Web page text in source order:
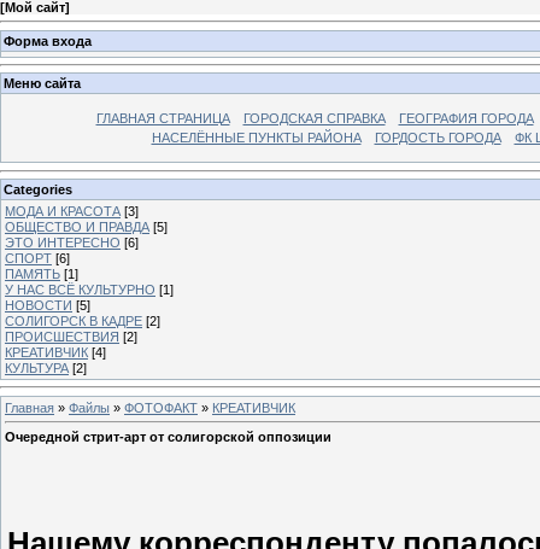
[Мой сайт]
Форма входа
Меню сайта
ГЛАВНАЯ СТРАНИЦА ГОРОДСКАЯ СПРАВКА
ГЕОГРАФИЯ ГОРОДА
НАСЕЛЁННЫЕ ПУНКТЫ РАЙОНА
ГОРДОСТЬ ГОРОДА ФК
Categories
МОДА И КРАСОТА [3]
ОБЩЕСТВО И ПРАВДА [5]
ЭТО ИНТЕРЕСНО [6]
СПОРТ [6]
ПАМЯТЬ [1]
У НАС ВСЁ КУЛЬТУРНО [1]
НОВОСТИ [5]
СОЛИГОРСК В КАДРЕ [2]
ПРОИСШЕСТВИЯ [2]
КРЕАТИВЧИК [4]
КУЛЬТУРА [2]
Главная » Файлы » ФОТОФАКТ » КРЕАТИВЧИК
Очередной стрит-арт от солигорской оппозиции